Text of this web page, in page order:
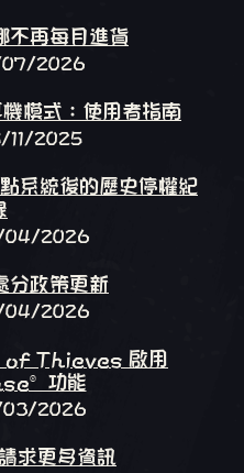
不再每月進貨
07/2026
模式：使用者指南
11/2025
系統後的歷史停權紀
04/2026
分政策更新
04/2026
of Thieves 啟用
功能
03/2026
求更多資訊